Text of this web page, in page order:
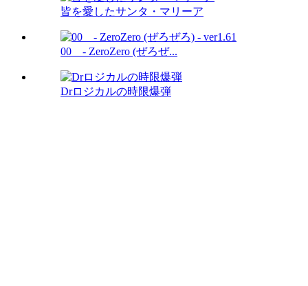
皆を愛したサンタ・マリーア
00 - ZeroZero (ぜろぜ...
Drロジカルの時限爆弾